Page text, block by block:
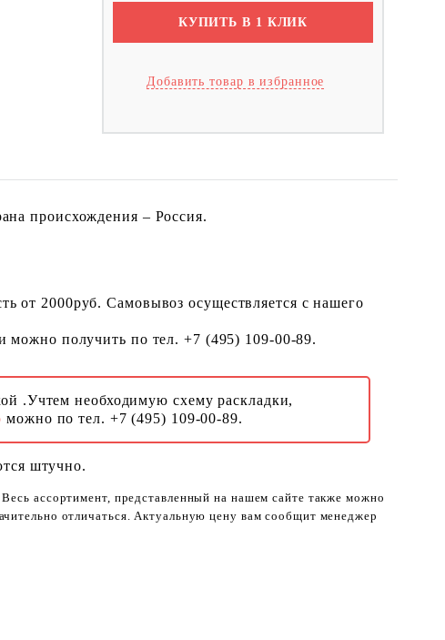
КУПИТЬ В 1 КЛИК
Добавить товар в избранное
происхождения – Россия.
от 2000руб. Самовывоз осуществляется с нашего
можно получить по тел. +7 (495) 109-00-89.
.Учтем необходимую схему раскладки,
можно по тел. +7 (495) 109-00-89.
штучно.
ассортимент, представленный на нашем сайте также можно
отличаться. Актуальную цену вам сообщит менеджер